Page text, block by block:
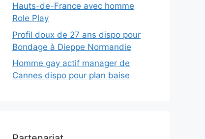
Hauts-de-France avec homme
Role Play
Profil doux de 27 ans dispo pour
Bondage à Dieppe Normandie
Homme gay actif manager de
Cannes dispo pour plan baise